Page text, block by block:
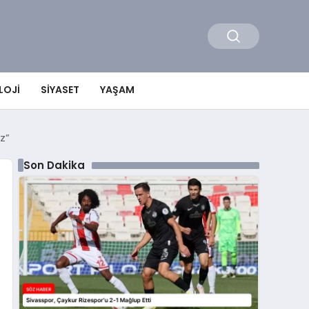
SIYASET YAŞAM
Son Dakika